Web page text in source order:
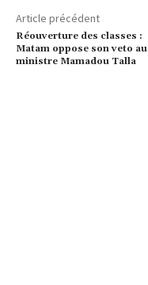
Article précédent
Réouverture des classes :
Matam oppose son veto au
ministre Mamadou Talla